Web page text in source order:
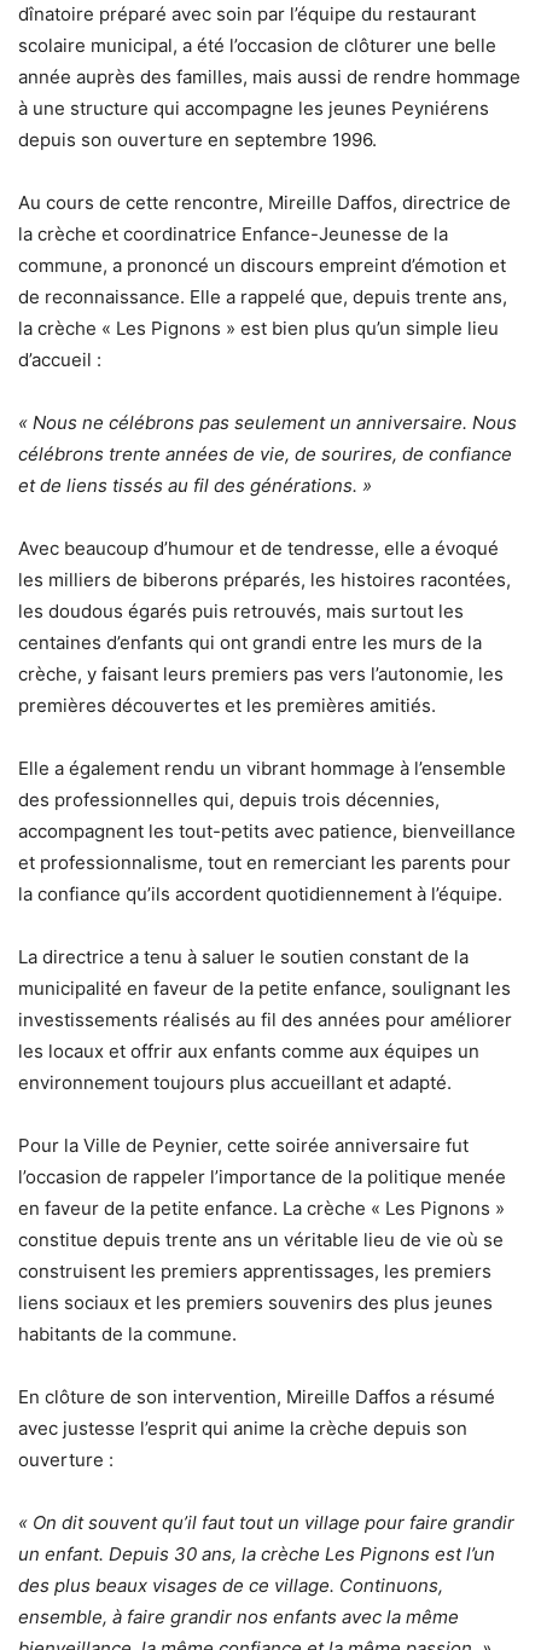
dînatoire préparé avec soin par l’équipe du restaurant
scolaire municipal, a été l’occasion de clôturer une belle
année auprès des familles, mais aussi de rendre hommage
à une structure qui accompagne les jeunes Peyniérens
depuis son ouverture en septembre 1996.
Au cours de cette rencontre, Mireille Daffos, directrice de
la crèche et coordinatrice Enfance-Jeunesse de la
commune, a prononcé un discours empreint d’émotion et
de reconnaissance. Elle a rappelé que, depuis trente ans,
la crèche « Les Pignons » est bien plus qu’un simple lieu
d’accueil :
« Nous ne célébrons pas seulement un anniversaire. Nous
célébrons trente années de vie, de sourires, de confiance
et de liens tissés au fil des générations. »
Avec beaucoup d’humour et de tendresse, elle a évoqué
les milliers de biberons préparés, les histoires racontées,
les doudous égarés puis retrouvés, mais surtout les
centaines d’enfants qui ont grandi entre les murs de la
crèche, y faisant leurs premiers pas vers l’autonomie, les
premières découvertes et les premières amitiés.
Elle a également rendu un vibrant hommage à l’ensemble
des professionnelles qui, depuis trois décennies,
accompagnent les tout-petits avec patience, bienveillance
et professionnalisme, tout en remerciant les parents pour
la confiance qu’ils accordent quotidiennement à l’équipe.
La directrice a tenu à saluer le soutien constant de la
municipalité en faveur de la petite enfance, soulignant les
investissements réalisés au fil des années pour améliorer
les locaux et offrir aux enfants comme aux équipes un
environnement toujours plus accueillant et adapté.
Pour la Ville de Peynier, cette soirée anniversaire fut
l’occasion de rappeler l’importance de la politique menée
en faveur de la petite enfance. La crèche « Les Pignons »
constitue depuis trente ans un véritable lieu de vie où se
construisent les premiers apprentissages, les premiers
liens sociaux et les premiers souvenirs des plus jeunes
habitants de la commune.
En clôture de son intervention, Mireille Daffos a résumé
avec justesse l’esprit qui anime la crèche depuis son
ouverture :
« On dit souvent qu’il faut tout un village pour faire grandir
un enfant. Depuis 30 ans, la crèche Les Pignons est l’un
des plus beaux visages de ce village. Continuons,
ensemble, à faire grandir nos enfants avec la même